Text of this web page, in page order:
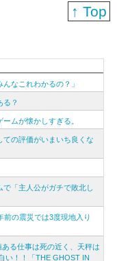
↑ Top
なこれわかるの？」
る？
ムが懐かしすぎる。
ての評価がいまいち良くな
で「主人公がガチで敗北し
の震災では3度現地入り
る仕事は死の近く、天秤は
い！！「THE GHOST IN